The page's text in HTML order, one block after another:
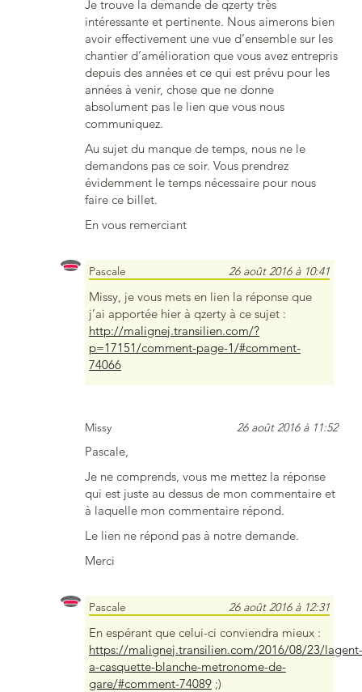
Je trouve la demande de qzerty très
intéressante et pertinente. Nous aimerons bien
avoir effectivement une vue d’ensemble sur les
chantier d’amélioration que vous avez entrepris
depuis des années et ce qui est prévu pour les
années à venir, chose que ne donne
absolument pas le lien que vous nous
communiquez.
Au sujet du manque de temps, nous ne le
demandons pas ce soir. Vous prendrez
évidemment le temps nécessaire pour nous
faire ce billet.
En vous remerciant
Pascale 26 août 2016 à 10:41
Missy, je vous mets en lien la réponse que
j’ai apportée hier à qzerty à ce sujet :
http://malignej.transilien.com/?
p=17151/comment-page-1/#comment-
74066
Missy 26 août 2016 à 11:52
Pascale,
Je ne comprends, vous me mettez la réponse
qui est juste au dessus de mon commentaire et
à laquelle mon commentaire répond.
Le lien ne répond pas à notre demande.
Merci
Pascale 26 août 2016 à 12:31
En espérant que celui-ci conviendra mieux :
https://malignej.transilien.com/2016/08/23/lagent-
a-casquette-blanche-metronome-de-
gare/#comment-74089 ;)